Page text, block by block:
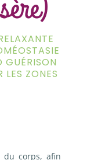
ZONES
du corps, afin